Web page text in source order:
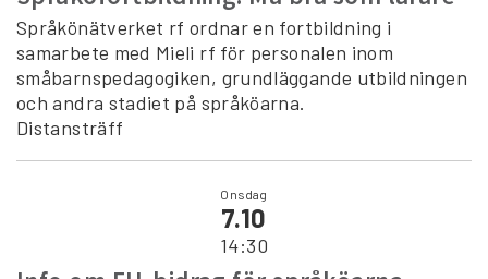
Språkönätverket rf ordnar en fortbildning i
samarbete med Mieli rf för personalen inom
småbarnspedagogiken, grundläggande utbildningen
och andra stadiet på språköarna.
Distansträff
Onsdag
7.10
14:30